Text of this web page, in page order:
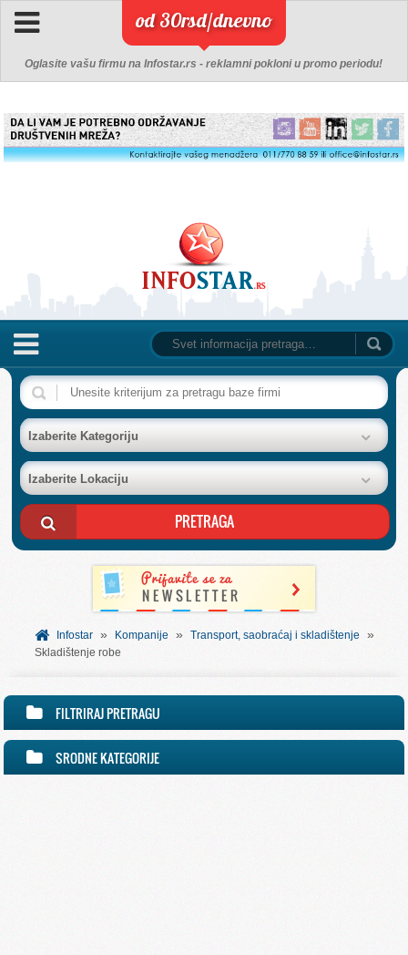
od 30rsd/dnevno
Oglasite vašu firmu na Infostar.rs - reklamni pokloni u promo periodu!
NASLOVNA
BAZA FIRMI
POSLOVNI OGLASI
AKCIJE I KATALOZI
BESPLATNI VAUČERI
SVET INFORMACIJA
Izaberite Kategoriju
Izaberite Lokaciju
Infostar » Kompanije » Transport, saobraćaj i skladištenje »
Skladištenje robe
FILTRIRAJ PRETRAGU
SRODNE KATEGORIJE